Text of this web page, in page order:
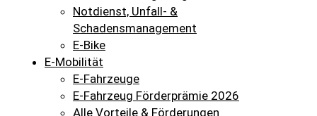
Notdienst, Unfall- &
Schadensmanagement
E-Bike
E-Mobilität
E-Fahrzeuge
E-Fahrzeug Förderprämie 2026
Alle Vorteile & Förderungen